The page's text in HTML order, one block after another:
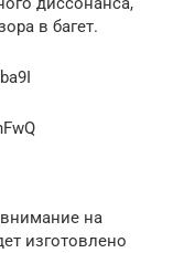
в багет.
на
изготовлено